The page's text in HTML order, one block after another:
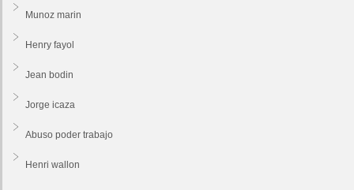
Munoz marin
Henry fayol
Jean bodin
Jorge icaza
Abuso poder trabajo
Henri wallon